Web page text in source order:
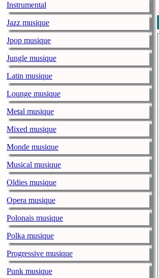
Instrumental
Jazz musique
Jpop musique
Jungle musique
Latin musique
Lounge musique
Metal musique
Mixed musique
Monde musique
Musical musique
Oldies musique
Opera musique
Polonais musique
Polka musique
Progressive musique
Punk musique